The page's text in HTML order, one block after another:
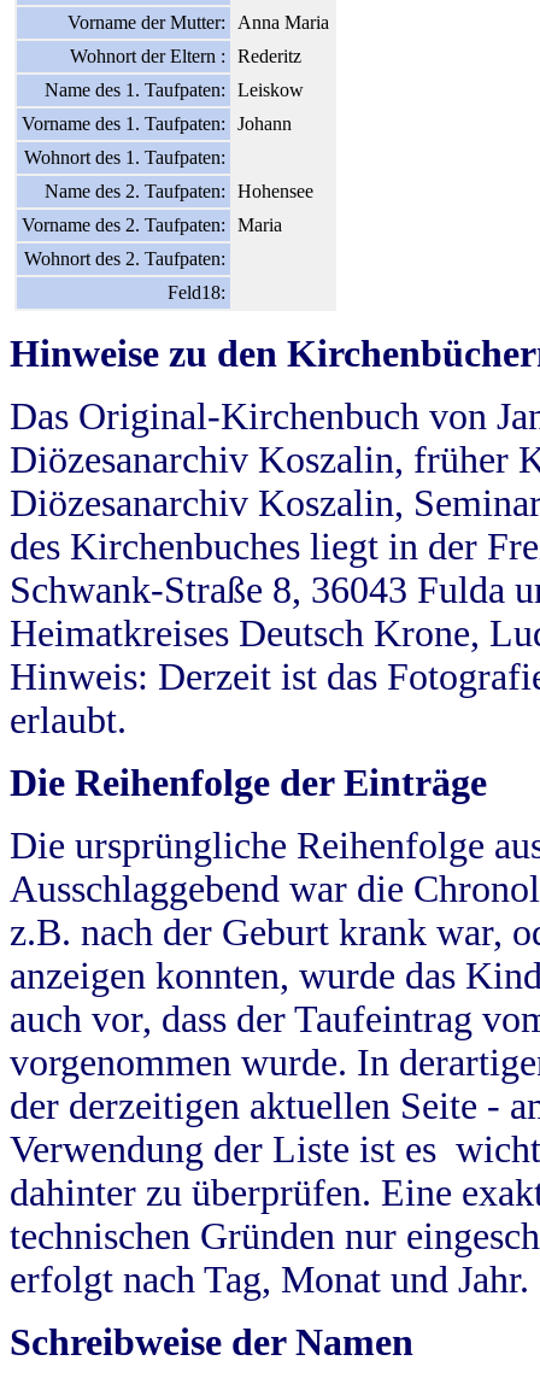
Vorname der Mutter:
Anna Maria
Wohnort der Eltern :
Rederitz
Name des 1. Taufpaten:
Leiskow
Vorname des 1. Taufpaten:
Johann
Wohnort des 1. Taufpaten:
Name des 2. Taufpaten:
Hohensee
Vorname des 2. Taufpaten:
Maria
Wohnort des 2. Taufpaten:
Feld18:
Hinweise zu den
Das Original-Kirchenbuch von
Diözesanarchiv Koszalin, früher
Diözesanarchiv Koszalin,
des Kirchenbuches liegt in der
Schwank-Straße 8, 36043 Fulda
Heimatkreises Deutsch Krone,
Hinweis: Derzeit ist das
erlaubt.
Die Reihenfolge der Einträge
Die ursprüngliche Reihenfolge
Ausschlaggebend war die
z.B. nach der Geburt krank war,
anzeigen konnten, wurde das
auch vor, dass der Taufeintrag
vorgenommen wurde. In
der derzeitigen aktuellen Seite -
Verwendung der Liste ist es
dahinter zu überprüfen. Eine
technischen Gründen nur
erfolgt nach Tag, Monat und Jahr.
Schreibweise der Namen